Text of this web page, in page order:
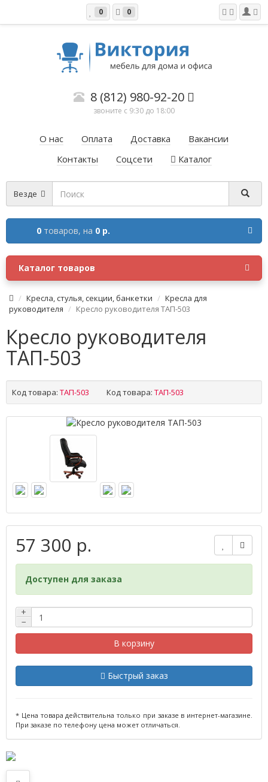
0 0
8 (812) 980-92-20
звоните с 9:30 до 18:00
О нас Оплата Доставка
Вакансии
Контакты
Соцсети Каталог
Везде
0 товаров, на 0 р.
Каталог товаров
Кресла, стулья, секции, банкетки
Кресла для
руководителя
Кресло руководителя ТАП-503
Кресло руководителя
ТАП-503
Код товара: ТАП-503 Код товара: ТАП-503
57 300 р.
Доступен для заказа
+
−
В корзину
Быстрый заказ
* Цена товара действительна только при заказе в интернет-магазине.
При заказе по телефону цена может отличаться.